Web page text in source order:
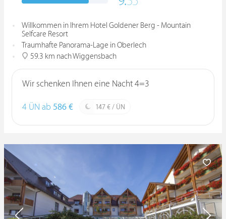
Willkommen in Ihrem Hotel Goldener Berg - Mountain
Selfcare Resort
Traumhafte Panorama-Lage in Oberlech
59.3 km nach Wiggensbach
Wir schenken Ihnen eine Nacht 4=3
4 ÜN ab 586 € 147 € / ÜN